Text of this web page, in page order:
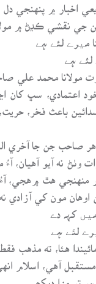
اخبار ۾ پنهنجي دل
نقشي ڪڍڻ ۾
میرے لئے ہے
ہے
محمد علي
اعتمادي، سڀ کان
سدائين باعث فخر،
صاحب جن جا آخري
وٺڻ نه آيو آهيان،
منهنجي هٿ
مون کي آزادي
کہہ دے
لئے ہے
هئا، ته مذهب
مستقبل آهي، اسلام
تو مزا دیکھ